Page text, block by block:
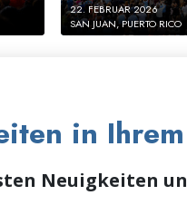
22. FEBRUAR 2026
SAN JUAN, PUERTO RICO
in
Neuigkeiten